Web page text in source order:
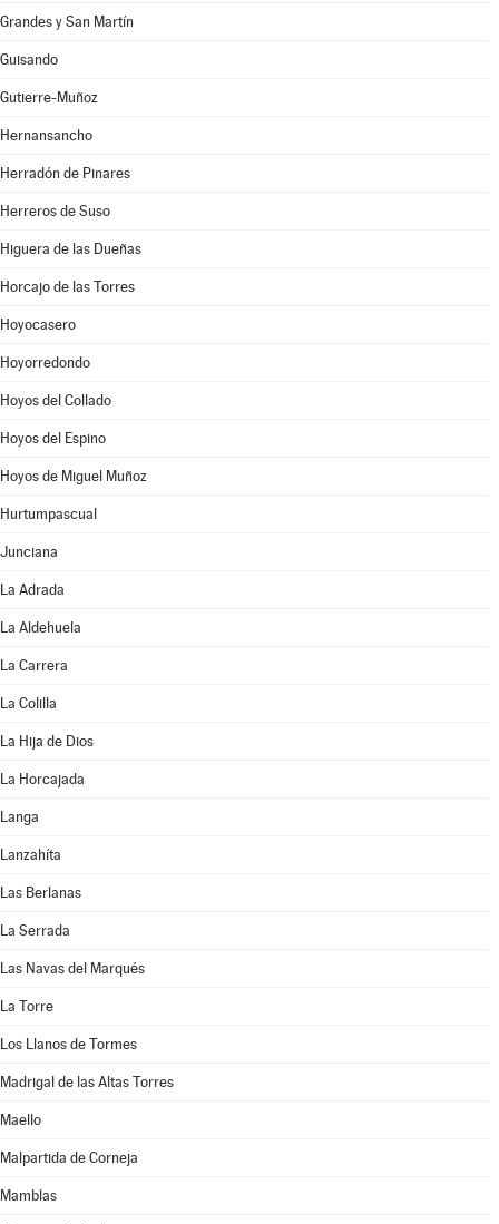
Grandes y San Martín
Guisando
Gutierre-Muñoz
Hernansancho
Herradón de Pinares
Herreros de Suso
Higuera de las Dueñas
Horcajo de las Torres
Hoyocasero
Hoyorredondo
Hoyos del Collado
Hoyos del Espino
Hoyos de Miguel Muñoz
Hurtumpascual
Junciana
La Adrada
La Aldehuela
La Carrera
La Colilla
La Hija de Dios
La Horcajada
Langa
Lanzahíta
Las Berlanas
La Serrada
Las Navas del Marqués
La Torre
Los Llanos de Tormes
Madrigal de las Altas Torres
Maello
Malpartida de Corneja
Mamblas